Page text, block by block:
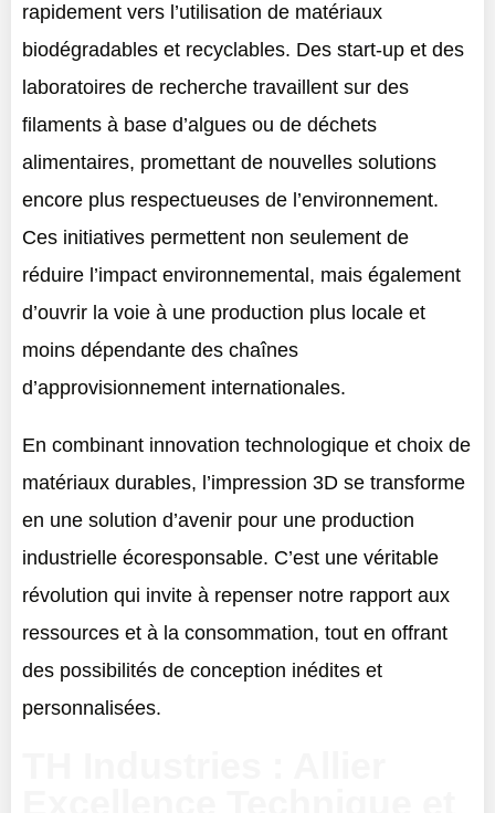
rapidement vers l’utilisation de matériaux
biodégradables et recyclables. Des start-up et des
laboratoires de recherche travaillent sur des
filaments à base d’algues ou de déchets
alimentaires, promettant de nouvelles solutions
encore plus respectueuses de l’environnement.
Ces initiatives permettent non seulement de
réduire l’impact environnemental, mais également
d’ouvrir la voie à une production plus locale et
moins dépendante des chaînes
d’approvisionnement internationales.
En combinant innovation technologique et choix de
matériaux durables, l’impression 3D se transforme
en une solution d’avenir pour une production
industrielle écoresponsable. C’est une véritable
révolution qui invite à repenser notre rapport aux
ressources et à la consommation, tout en offrant
des possibilités de conception inédites et
personnalisées.